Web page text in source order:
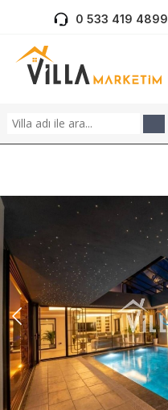
0 533 419 4899